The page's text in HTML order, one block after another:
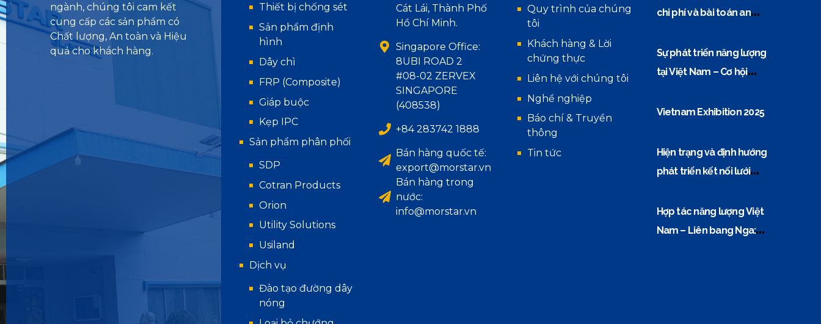
ngành, chúng tôi cam kết
cung cấp các sản phẩm có
Chất lượng, An toàn và Hiệu
quả cho khách hàng.
Thiết bị chống sét
Sản phẩm định
hình
Dây chì
FRP (Composite)
Giáp buộc
Kẹp IPC
Sản phẩm phân phối
SDP
Cotran Products
Orion
Utility Solutions
Usiland
Dịch vụ
Đào tạo đường dây
nóng
Cát Lái, Thành Phố
Hồ Chí Minh.
Singapore Office:
8UBI ROAD 2
#08-02 ZERVEX
SINGAPORE
(408538)
+84 283742 1888
Bán hàng quốc tế:
export@morstar.vn
Bán hàng trong
nước:
info@morstar.vn
Quy trình của chúng
tôi
Khách hàng & Lời
chứng thực
Liên hệ với chúng tôi
Nghề nghiệp
Báo chí & Truyền
thông
Tin tức
chi phí và bài toán an
Sự phát triển năng lượng
tại Việt Nam – Cơ hội
nghiệp thiết bị điện
Vietnam Exhibition 2025
Hiện trạng và định hướng
phát triển kết nối lưới
Hợp tác năng lượng Việt
Nam – Liên bang Nga: